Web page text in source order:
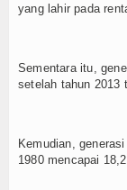
yang lahir pada
Sementara itu,
setelah tahun 2013
Kemudian,
1980 mencapai